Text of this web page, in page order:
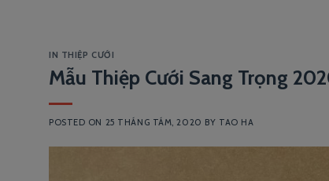
IN THIỆP CƯỚI
Mẫu Thiệp Cưới Sang Trọng
POSTED ON 25 THÁNG TÁM, 2020 BY TAO HA